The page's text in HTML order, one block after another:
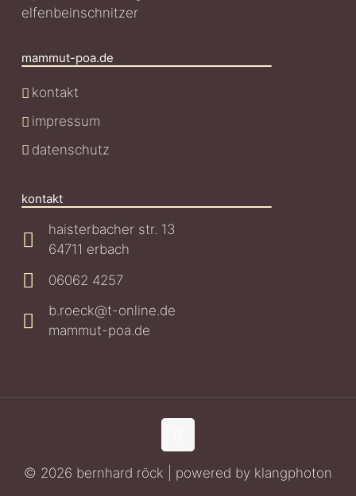
elfenbeinschnitzer
mammut-poa.de
kontakt
impressum
datenschutz
kontakt
haisterbacher str. 13
64711 erbach
06062 4257
b.roeck@t-online.de
mammut-poa.de
© 2026 bernhard röck | powered by klangphoton